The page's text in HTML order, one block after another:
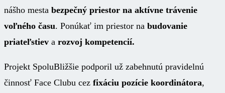
nášho mesta bezpečný priestor na aktívne trávenie
voľného času. Ponúkať im priestor na budovanie
priateľstiev a rozvoj kompetencií.
Projekt SpoluBližšie podporil už zabehnutú pravidelnú
činnosť Face Clubu cez fixáciu pozície koordinátora,